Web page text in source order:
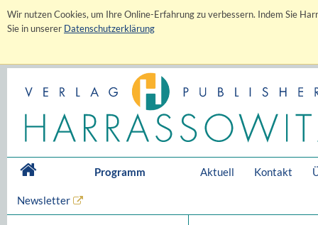
Wir nutzen Cookies, um Ihre Online-Erfahrung zu verbessern. Indem Sie
Sie in unserer Datenschutzerklärung
Programm Aktuell Kontakt
Newsletter